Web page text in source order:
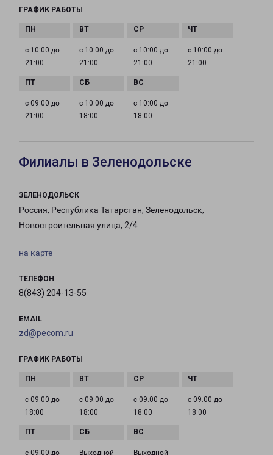
ГРАФИК РАБОТЫ
с 10:00 до
21:00
с 10:00 до
21:00
с 10:00 до
21:00
с 10:00 до
21:00
с 09:00 до
21:00
с 10:00 до
18:00
с 10:00 до
18:00
Филиалы в Зеленодольске
ЗЕЛЕНОДОЛЬСК
Россия, Республика Татарстан, Зеленодольск,
Новостроительная улица, 2/4
на карте
ТЕЛЕФОН
8(843) 204-13-55
EMAIL
zd@pecom.ru
ГРАФИК РАБОТЫ
с 09:00 до
18:00
с 09:00 до
18:00
с 09:00 до
18:00
с 09:00 до
18:00
с 09:00 до Выходной Выходной